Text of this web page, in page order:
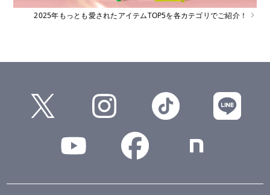
2025年もっとも愛されたアイテムTOP5を各カテゴリでご紹介！